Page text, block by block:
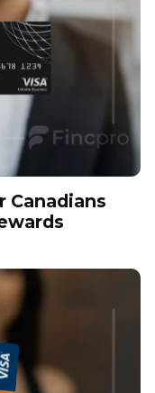
Canadians